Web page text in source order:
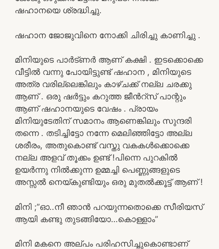
ഷഹാനയെ ശ്രദ്ധിച്ചു.
ഷഹാന ജോജുവിനെ നോക്കി ചിരിച്ചു കാണിച്ചു .
മിനിയുടെ പാർട്ണർ ആണ് കക്ഷി . ഇടക്കൊക്കെ
വീട്ടിൽ വന്നു പോയിട്ടുണ്ട് ഷഹാന , മിനിയുടെ
അത്ര വരില്ലെങ്കിലും കാഴ്ചക്ക് നല്ല ചരക്കു
ആണ് . ഒരു ഷർട്ടും കറുത്ത ജീൻറ്സ് പാന്റും
ആണ് ഷഹാനയുടെ വേഷം . പ്രായം
മിനിയുടേതിന് സമാനം ആണെങ്കിലും സുന്ദരി
തന്നെ . തടിച്ചിട്ടോ നന്നേ മെലിഞ്ഞിട്ടോ അല്ല
ശരീരം, അതുകൊണ്ട് വസ്തു വകകൾക്കൊക്കെ
നല്ല അളവ് തൂക്കം ഉണ്ട് !പിന്നെ പുറകിൽ
ഉയർന്നു നിൽക്കുന്ന ഉമ്മച്ചി പെണ്ണുങ്ങളുടെ
അസ്സൽ നെയ്‌കുണ്ടിയും ഒരു മുതൽക്കൂട്ട് ആണ് !
മിനി ;”ഓ..നീ ഞാൻ പറയുന്നതൊക്കെ സീരിയസ്
ആയി കണ്ടു തുടങ്ങിയോ…കൊള്ളാം”
മിനി മകനെ അല്പം പരിഹസിച്ചുകൊണ്ടാണ്